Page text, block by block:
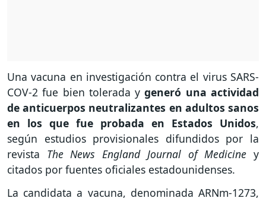
Una vacuna en investigación contra el virus SARS-
COV-2 fue bien tolerada ygeneró una actividad
de anticuerpos neutralizantes en adultos sanos
en los que fue probada en Estados Unidos,
según estudios provisionales difundidos por la
revista The News England Journal of Medicine y
citados por fuentes oficiales estadounidenses.
La candidata a vacuna, denominada ARNm-1273,